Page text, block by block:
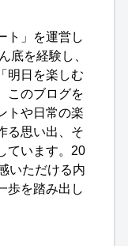
ト」を運営し
底を経験し、
明日を楽しむ
このブログを
トや日常の楽
る思い出、そ
ています。20
いただける内
歩を踏み出し